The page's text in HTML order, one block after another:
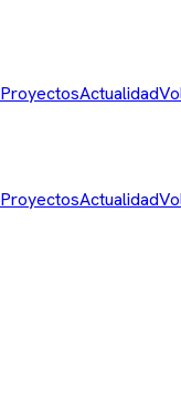
ProyectosActualidad
ProyectosActualidad